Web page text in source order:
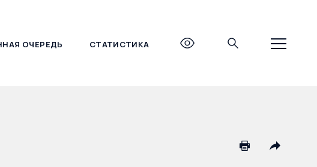
ОЧЕРЕДЬ СТАТИСТИКА
+7 (495) 690-27-27